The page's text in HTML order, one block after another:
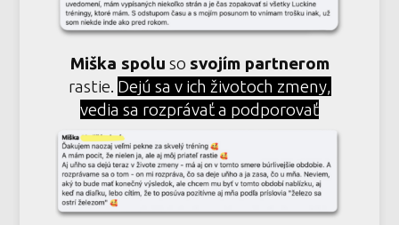
Miška spolu so svojím partnerom
rastie. Dejú sa v ich životoch zmeny,
vedia sa rozprávať a podporovať